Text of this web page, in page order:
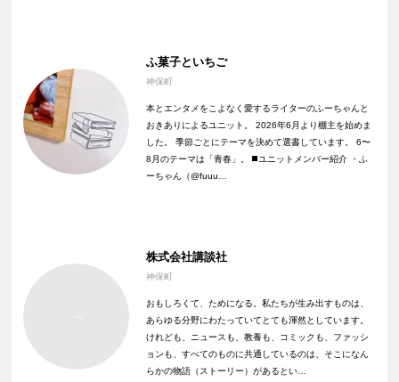
ふ菓子といちご
神保町
本とエンタメをこよなく愛するライターのふーちゃんと
おきありによるユニット。 2026年6月より棚主を始めま
した。 季節ごとにテーマを決めて選書しています。 6〜
8月のテーマは「青春」。 ◼️ユニットメンバー紹介 ・ふ
ーちゃん（@fuuu…
株式会社講談社
神保町
おもしろくて、ためになる。私たちが生み出すものは、
あらゆる分野にわたっていてとても渾然としています。
けれども、ニュースも、教養も、コミックも、ファッシ
ョンも、すべてのものに共通しているのは、そこになん
らかの物語（ストーリー）があるとい…